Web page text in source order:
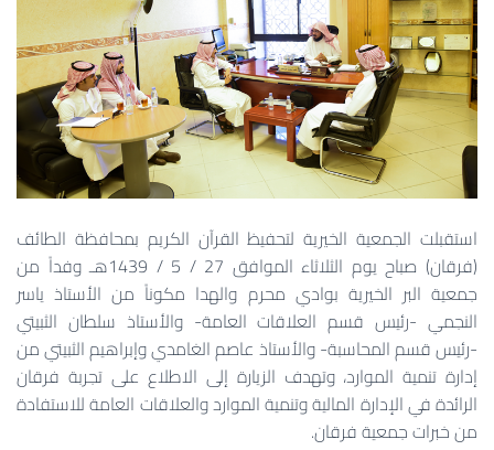
استقبلت الجمعية الخيرية لتحفيظ القرآن الكريم بمحافظة الطائف
(فرقان) صباح يوم الثلاثاء الموافق 27 / 5 / 1439هـ وفداً من
جمعية البر الخيرية بوادي محرم والهدا مكوناً من الأستاذ ياسر
النجمي -رئيس قسم العلاقات العامة- والأستاذ سلطان الثبيتي
-رئيس قسم المحاسبة- والأستاذ عاصم الغامدي وإبراهيم الثبيتي من
إدارة تنمية الموارد، وتهدف الزيارة إلى الاطلاع على تجربة فرقان
الرائدة في الإدارة المالية وتنمية الموارد والعلاقات العامة للاستفادة
من خبرات جمعية فرقان.